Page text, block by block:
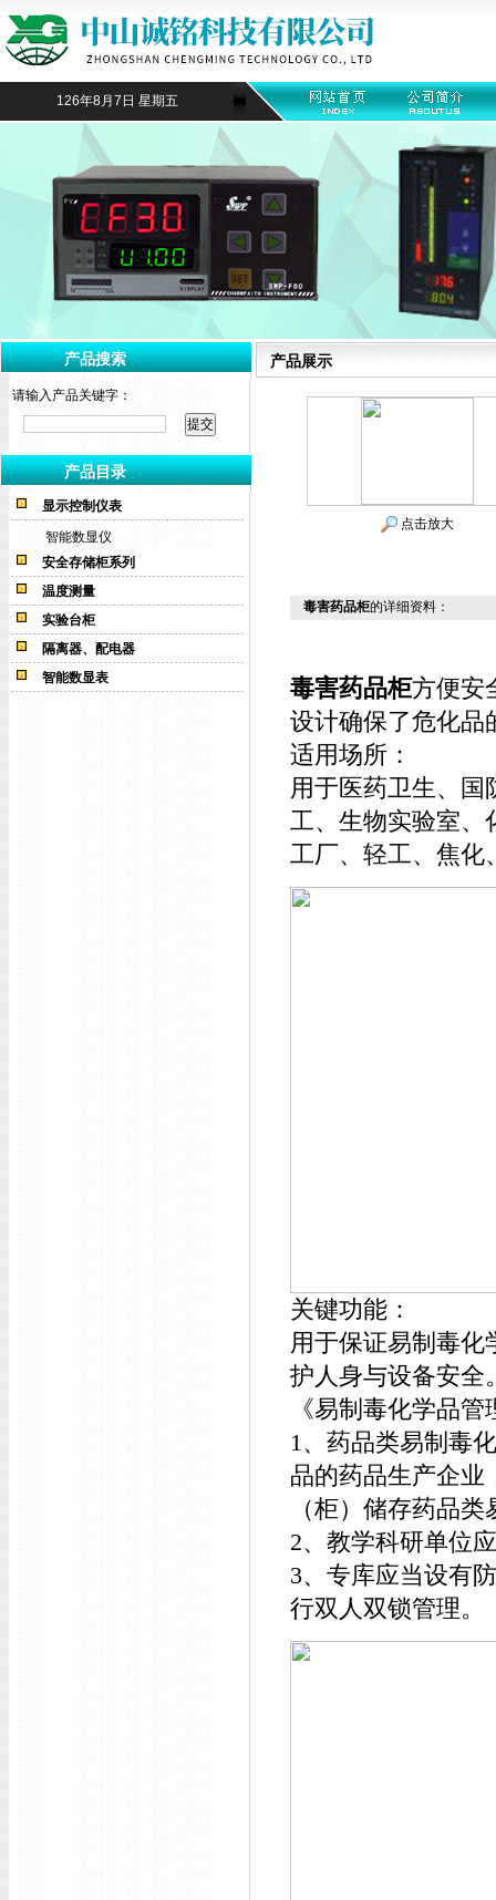
126年8月7日 星期五
产品搜索
请输入产品关键字：
产品目录
显示控制仪表
智能数显仪
安全存储柜系列
温度测量
实验台柜
隔离器、配电器
智能数显表
产品展示
点击放大
毒害药品柜的详细资料：
毒害药品柜方便安
设计确保了危化品
适用场所：
用于医药卫生、国
工、生物实验室、
工厂、轻工、焦化
关键功能：
用于保证易制毒化
护人身与设备安全
《易制毒化学品
1、药品类易制毒
品的药品生产企业
（柜）储存药品
2、教学科研单位
3、专库应当设有
行双人双锁管理。